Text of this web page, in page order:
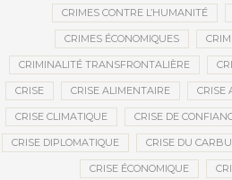
CRIMES CONTRE L’HUMANITÉ
CRIMES ÉCONOMIQUES
CRIMINALITÉ TRANSFRONTALIÈRE
CRISE CRISE ALIMENTAIRE CRISE
CRISE CLIMATIQUE CRISE DE
CRISE DIPLOMATIQUE CRISE DU
CRISE ÉCONOMIQUE